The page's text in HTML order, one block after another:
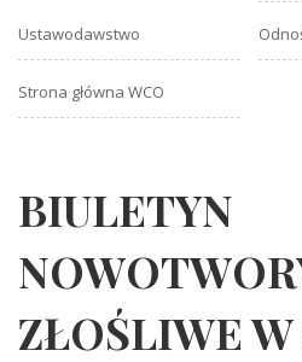
Ustawodawstwo
Strona główna WCO
BIULETYN
ZŁOŚLIWE W